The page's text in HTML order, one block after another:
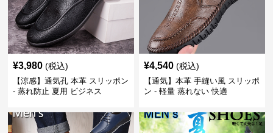
¥3,980 (税込)
【涼感】通気孔 本革 スリッポン
- 蒸れ防止 夏用 ビジネス
¥4,540 (税込)
【通気】本革 手縫い風 スリッポ
ン - 軽量 蒸れない 快適